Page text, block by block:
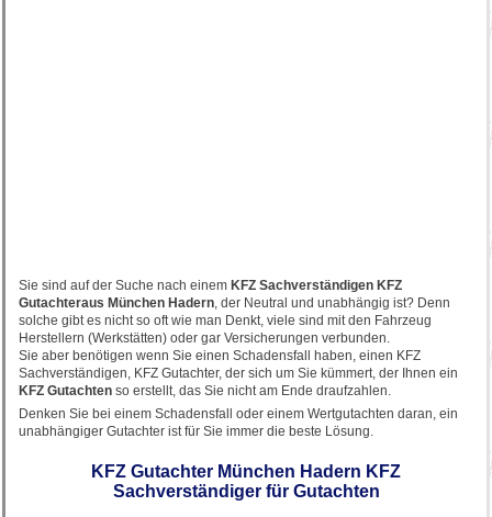
Sie sind auf der Suche nach einem KFZ Sachverständigen KFZ
Gutachteraus München Hadern, der Neutral und unabhängig ist? Denn
solche gibt es nicht so oft wie man Denkt, viele sind mit den Fahrzeug
Herstellern (Werkstätten) oder gar Versicherungen verbunden.
Sie aber benötigen wenn Sie einen Schadensfall haben, einen KFZ
Sachverständigen, KFZ Gutachter, der sich um Sie kümmert, der Ihnen ein
KFZ Gutachten so erstellt, das Sie nicht am Ende draufzahlen.
Denken Sie bei einem Schadensfall oder einem Wertgutachten daran, ein
unabhängiger Gutachter ist für Sie immer die beste Lösung.
KFZ Gutachter München Hadern KFZ
Sachverständiger für Gutachten